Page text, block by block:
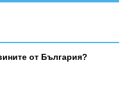
от България?